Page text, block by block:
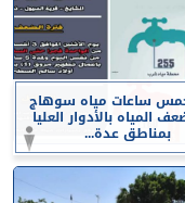
ساعات مياه سوهاج
المياه بالأدوار العليا
بمناطق عدة...